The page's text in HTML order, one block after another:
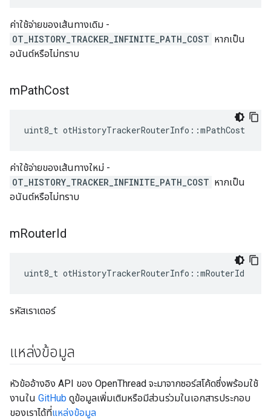
ค่าใช้จ่ายของเส้นทางเดิม -
OT_HISTORY_TRACKER_INFINITE_PATH_COST หากเป็น
อนันต์หรือไม่ทราบ
mPathCost
uint8_t otHistoryTrackerRouterInfo ::mPathCost
ค่าใช้จ่ายของเส้นทางใหม่ -
OT_HISTORY_TRACKER_INFINITE_PATH_COST หากเป็น
อนันต์หรือไม่ทราบ
mRouterId
uint8_t otHistoryTrackerRouterInfo ::mRouterId
รหัสเราเตอร์
แหล่งข้อมูล
หัวข้ออ้างอิง API ของ OpenThread จะมาจากซอร์สโค้ดซึ่งพร้อมใช้
งานใน GitHub ดูข้อมูลเพิ่มเติมหรือมีส่วนร่วมในเอกสารประกอบ
ของเราได้ที่แหล่งข้อมูล